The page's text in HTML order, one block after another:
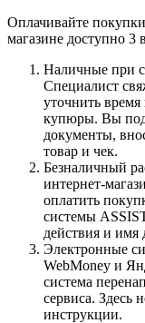
Оплачивайте
магазине доступно 3
Наличные при
Специалист
уточнить время
купюры. Вы
документы,
товар и чек.
Безналичный
интернет-
оплатить
системы
действия и имя
Электронные
WebMoney и
система
сервиса. Здесь
инструкции.